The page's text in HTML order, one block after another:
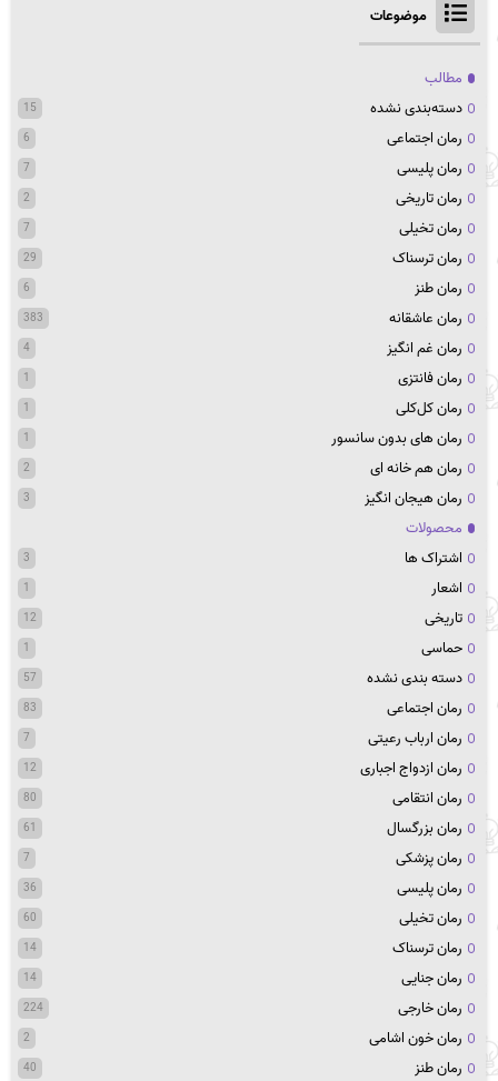
موضوعات
مطالب
دسته‌بندی نشده
15
رمان اجتماعی 6
رمان پلیسی 7
رمان تاریخی 2
رمان تخیلی 7
رمان ترسناک 29
رمان طنز 6
رمان عاشقانه 383
رمان غم انگیز 4
رمان فانتزی 1
رمان کل‌کلی 1
رمان های بدون سانسور 1
رمان هم خانه ای 2
رمان هیجان انگیز 3
محصولات
اشتراک ها
3
اشعار 1
تاریخی 12
حماسی 1
دسته بندی نشده 57
رمان اجتماعی 83
رمان ارباب رعیتی 7
رمان ازدواج اجباری 12
رمان انتقامی 80
رمان بزرگسال 61
رمان پزشکی 7
رمان پلیسی 36
رمان تخیلی 60
رمان ترسناک 14
رمان جنایی 14
رمان خارجی 224
رمان خون اشامی 2
رمان طنز 40